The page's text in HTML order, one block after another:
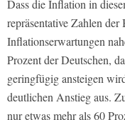
Dass die Inflation in
repräsentative Zahlen der
Inflationserwartungen
Prozent der Deutschen,
geringfügig ansteigen
deutlichen Anstieg aus.
nur etwas mehr als 60